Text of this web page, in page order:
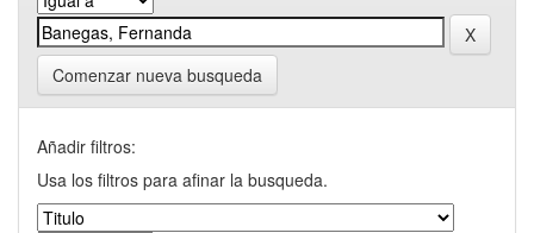
Comenzar nueva busqueda
Añadir filtros:
Usa los filtros para afinar la busqueda.